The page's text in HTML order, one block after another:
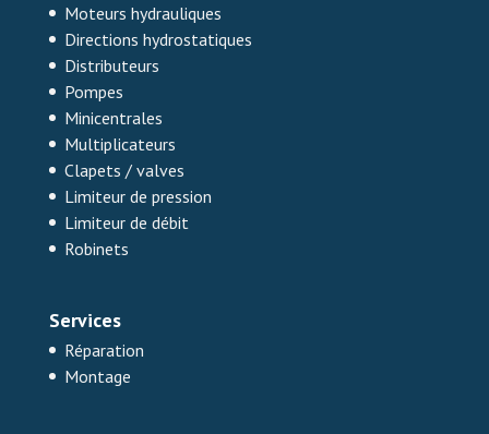
Moteurs hydrauliques
Directions hydrostatiques
Distributeurs
Pompes
Minicentrales
Multiplicateurs
Clapets / valves
Limiteur de pression
Limiteur de débit
Robinets
Services
Réparation
Montage